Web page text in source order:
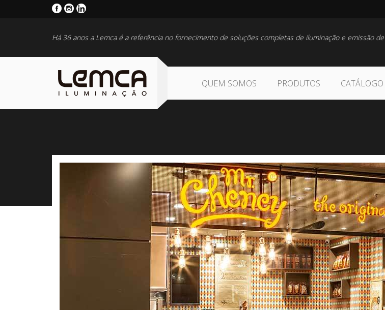
Há 36 anos a Lemca é a referência no fornecimento de soluções completas de iluminação e emissão de
QUEM SOMOS PRODUTOS CATÁLOGO